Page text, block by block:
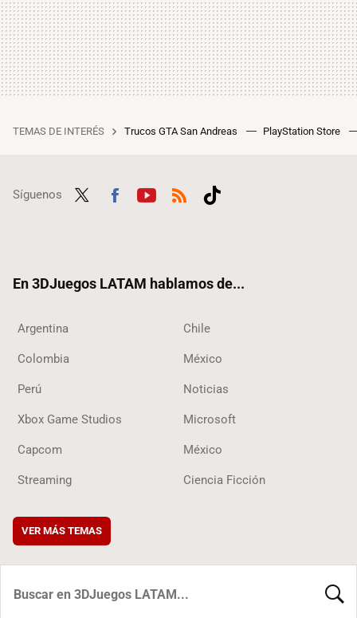
TEMAS DE INTERÉS Trucos GTA San Andreas PlayStation Store
Síguenos
En 3DJuegos LATAM hablamos de...
Argentina Chile
Colombia México
Perú Noticias
Xbox Game Studios Microsoft
Capcom México
Streaming Ciencia Ficción
VER MÁS TEMAS